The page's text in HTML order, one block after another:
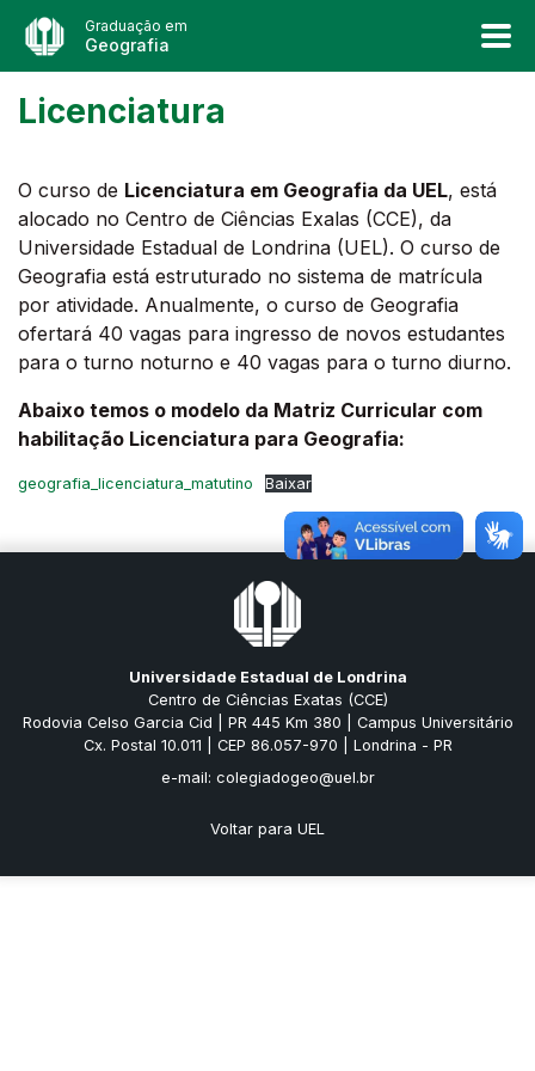
Graduação em
Geografia
Licenciatura
O curso de Licenciatura em Geografia da UEL, está
alocado no Centro de Ciências Exalas (CCE), da
Universidade Estadual de Londrina (UEL). O curso de
Geografia está estruturado no sistema de matrícula
por atividade. Anualmente, o curso de Geografia
ofertará 40 vagas para ingresso de novos estudantes
para o turno noturno e 40 vagas para o turno diurno.
Abaixo temos o modelo da Matriz Curricular com
habilitação Licenciatura para Geografia:
geografia_licenciatura_matutino Baixar
Universidade Estadual de Londrina
Centro de Ciências Exatas (CCE)
Rodovia Celso Garcia Cid | PR 445 Km 380 | Campus Universitário
Cx. Postal 10.011 | CEP 86.057-970 | Londrina - PR
e-mail: colegiadogeo@uel.br
Voltar para UEL